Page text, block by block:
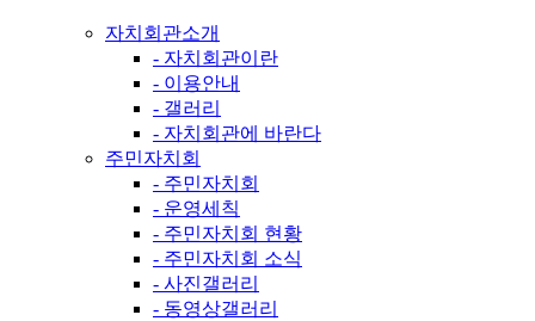
자치회관소개
- 자치회관이란
- 이용안내
- 갤러리
- 자치회관에 바란다
주민자치회
- 주민자치회
- 운영세칙
- 주민자치회 현황
- 주민자치회 소식
- 사진갤러리
- 동영상갤러리